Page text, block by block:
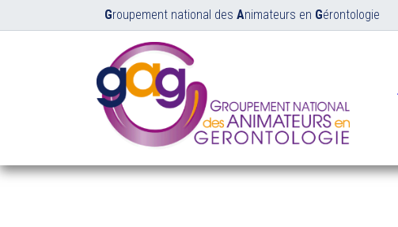
Groupement national des Animateurs en Gérontologie